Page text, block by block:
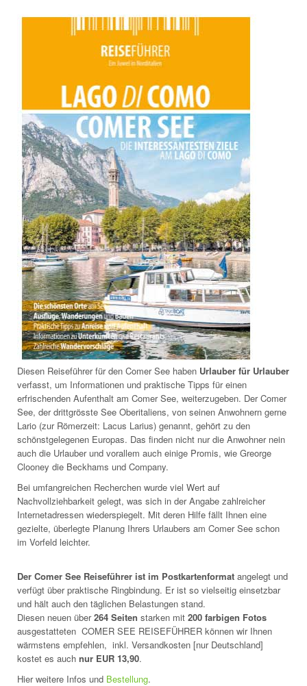
Diesen Reiseführer für den Comer See haben Urlauber für Urlauber
verfasst, um Informationen und praktische Tipps für einen
erfrischenden Aufenthalt am Comer See, weiterzugeben. Der Comer
See, der drittgrösste See Oberitaliens, von seinen Anwohnern gerne
Lario (zur Römerzeit: Lacus Larius) genannt, gehört zu den
schönstgelegenen Europas. Das finden nicht nur die Anwohner nein
auch die Urlauber und vorallem auch einige Promis, wie Greorge
Clooney die Beckhams und Company.
Bei umfangreichen Recherchen wurde viel Wert auf
Nachvollziehbarkeit gelegt, was sich in der Angabe zahlreicher
Internetadressen wiederspiegelt. Mit deren Hilfe fällt Ihnen eine
gezielte, überlegte Planung Ihrers Urlaubers am Comer See schon
im Vorfeld leichter.
Der Comer See Reiseführer ist im Postkartenformat angelegt und
verfügt über praktische Ringbindung. Er ist so vielseitig einsetzbar
und hält auch den täglichen Belastungen stand.
Diesen neuen über264 Seiten starken mit 200 farbigen Fotos
ausgestatteten COMER SEE REISEFÜHRER können wir Ihnen
wärmstens empfehlen, inkl. Versandkosten [nur Deutschland]
kostet es auch nur EUR 13,90.
Hier weitere Infos und Bestellung.